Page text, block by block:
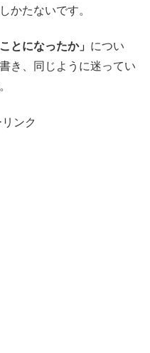
かたないです。
とになったか」 につい
き、同じように迷ってい
ンク